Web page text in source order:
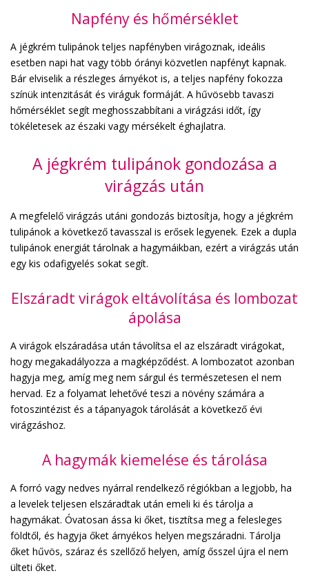
Napfény és hőmérséklet
A jégkrém tulipánok teljes napfényben virágoznak, ideális
esetben napi hat vagy több órányi közvetlen napfényt kapnak.
Bár elviselik a részleges árnyékot is, a teljes napfény fokozza
színük intenzitását és viráguk formáját. A hűvösebb tavaszi
hőmérséklet segít meghosszabbítani a virágzási időt, így
tökéletesek az északi vagy mérsékelt éghajlatra.
A jégkrém tulipánok gondozása a
virágzás után
A megfelelő virágzás utáni gondozás biztosítja, hogy a jégkrém
tulipánok a következő tavasszal is erősek legyenek. Ezek a dupla
tulipánok energiát tárolnak a hagymáikban, ezért a virágzás után
egy kis odafigyelés sokat segít.
Elszáradt virágok eltávolítása és lombozat
ápolása
A virágok elszáradása után távolítsa el az elszáradt virágokat,
hogy megakadályozza a magképződést. A lombozatot azonban
hagyja meg, amíg meg nem sárgul és természetesen el nem
hervad. Ez a folyamat lehetővé teszi a növény számára a
fotoszintézist és a tápanyagok tárolását a következő évi
virágzáshoz.
A hagymák kiemelése és tárolása
A forró vagy nedves nyárral rendelkező régiókban a legjobb, ha
a levelek teljesen elszáradtak után emeli ki és tárolja a
hagymákat. Óvatosan ássa ki őket, tisztítsa meg a felesleges
földtől, és hagyja őket árnyékos helyen megszáradni. Tárolja
őket hűvös, száraz és szellőző helyen, amíg ősszel újra el nem
ülteti őket.